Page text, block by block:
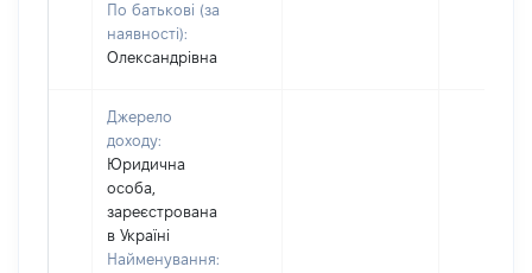
По батькові (за
наявності):
Олександрівна
Джерело
доходу:
Юридична
особа,
зареєстрована
в Україні
Найменування: